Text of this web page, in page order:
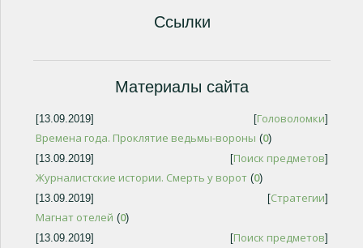
Ссылки
Материалы сайта
[13.09.2019] [Головоломки]
Времена года. Проклятие ведьмы-вороны (0)
[13.09.2019]
[Поиск предметов]
Журналистские истории. Смерть у ворот (0)
[13.09.2019]
[Стратегии]
Магнат отелей (0)
[13.09.2019]
[Поиск предметов]